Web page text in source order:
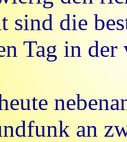
sind die
Tag in
an